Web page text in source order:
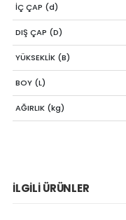
İÇ ÇAP (d)
DIŞ ÇAP (D)
YÜKSEKLİK (B)
BOY (L)
AĞIRLIK (kg)
İLGILI ÜRÜNLER